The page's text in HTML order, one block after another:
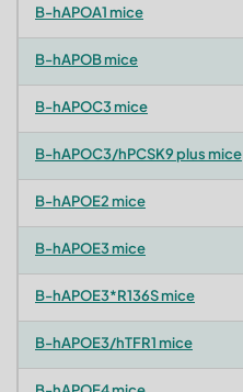
B-hAPOA1 mice
B-hAPOB mice
B-hAPOC3 mice
B-hAPOC3/hPCSK9 plus mice
B-hAPOE2 mice
B-hAPOE3 mice
B-hAPOE3*R136S mice
B-hAPOE3/hTFR1 mice